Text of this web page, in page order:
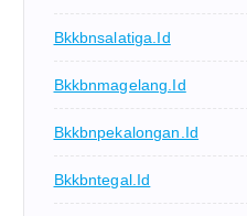
Bkkbnsalatiga.id
Bkkbnmagelang.id
Bkkbnpekalongan.id
Bkkbntegal.id